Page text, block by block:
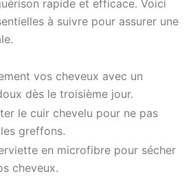
rapide et efficace. Voici
à suivre pour assurer une
vos cheveux avec un
dès le troisième jour.
le cuir chevelu pour ne pas
greffons.
en microfibre pour sécher
cheveux.